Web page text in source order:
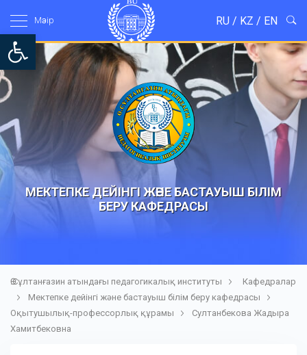
Open toolbar
Мәзір RU / KZ / EN
МЕКТЕПКЕ ДЕЙІНГІ ЖӘНЕ БАСТАУЫШ БІЛІМ
БЕРУ КАФЕДРАСЫ
Ө.Сұлтанғазин атындағы педагогикалық институты
Кафедралар
Мектепке дейінгі және бастауыш білім беру кафедрасы
Оқытушылық-профессорлық құрамы
Султанбекова Жадыра
Хамитбековна